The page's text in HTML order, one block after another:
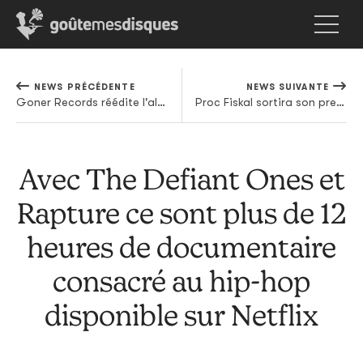
NEWS PRÉCÉDENTE
Goner Records réédite l'album d'un vieux side project de Jay Reatard
NEWS SUIVANTE
Proc Fiskal sortira son premier album sur Hyperdub
Avec The Defiant Ones et
Rapture ce sont plus de 12
heures de documentaire
consacré au hip-hop
disponible sur Netflix